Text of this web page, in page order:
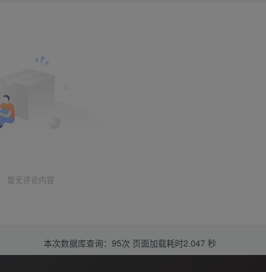
暂无评论内容
本次数据库查询：95次 页面加载耗时2.047 秒